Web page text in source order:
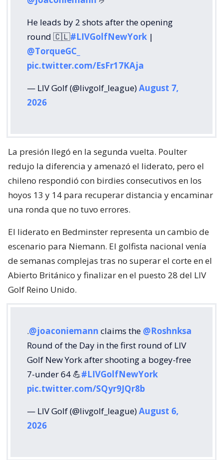
He leads by 2 shots after the opening
round 🇨🇱#LIVGolfNewYork |
@TorqueGC_
pic.twitter.com/EsFr17KAja
— LIV Golf (@livgolf_league)August 7,
2026
La presión llegó en la segunda vuelta. Poulter
redujo la diferencia y amenazó el liderato, pero el
chileno respondió con birdies consecutivos en los
hoyos 13 y 14 para recuperar distancia y encaminar
una ronda que no tuvo errores.
El liderato en Bedminster representa un cambio de
escenario para Niemann. El golfista nacional venía
de semanas complejas tras no superar el corte en el
Abierto Británico y finalizar en el puesto 28 del LIV
Golf Reino Unido.
.@joaconiemann claims the @Roshnksa
Round of the Day in the first round of LIV
Golf New York after shooting a bogey-free
7-under 64 💪#LIVGolfNewYork
pic.twitter.com/SQyr9JQr8b
— LIV Golf (@livgolf_league)August 6,
2026